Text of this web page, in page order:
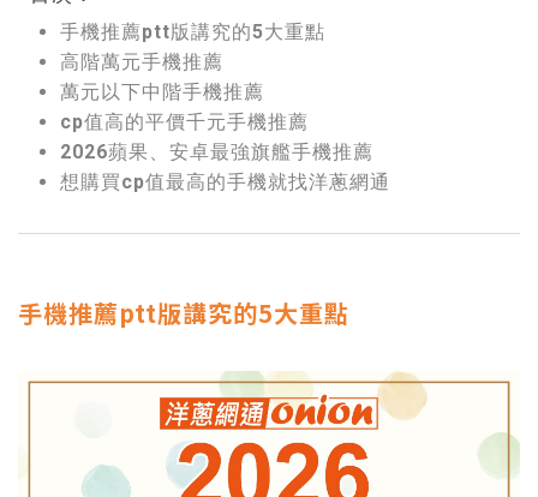
手機推薦ptt版講究的5大重點
高階萬元手機推薦
萬元以下中階手機推薦
cp值高的平價千元手機推薦
2026蘋果、安卓最強旗艦手機推薦
想購買cp值最高的手機就找洋蔥網通
手機推薦ptt版講究的5大重點